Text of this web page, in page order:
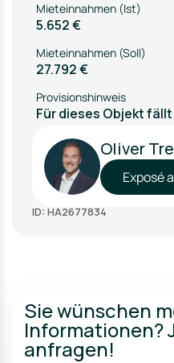
Mieteinnahmen (Ist)
5.652 €
Mieteinnahmen (Soll)
27.792 €
Provisionshinweis
Für dieses Objekt
Oliver
Exposé
ID: HA2677834
Sie wünschen
Informationen?
anfragen!